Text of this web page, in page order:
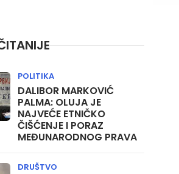
DALIBOR MARKOVIĆ
PALMA: OLUJA JE
NAJVEĆE ETNIČKO
ČIŠĆENJE I PORAZ
MEĐUNARODNOG PRAVA
POLITIKA
DRUŠTVO